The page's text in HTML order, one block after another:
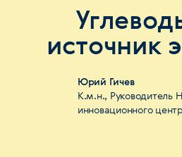
источник
Юрий Гичев
К.м.н., Руководитель
инновационного